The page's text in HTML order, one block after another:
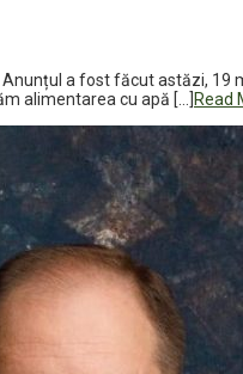
a fost făcut astăzi,
alimentarea cu apă […] Read